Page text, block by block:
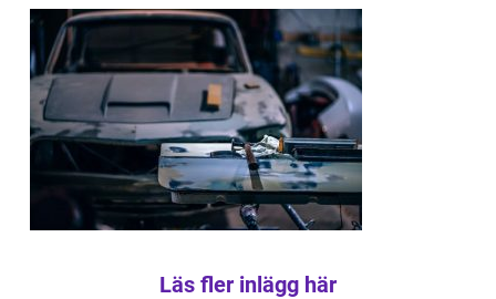
Läs fler inlägg här